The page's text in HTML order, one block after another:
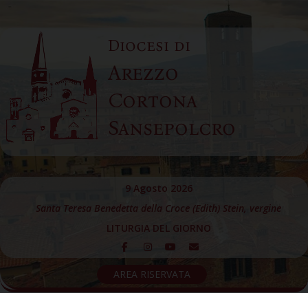
content
Diocesi di
Arezzo
Cortona
Sansepolcro
9 Agosto 2026
Santa Teresa Benedetta della Croce (Edith) Stein, vergine
LITURGIA DEL GIORNO
AREA RISERVATA